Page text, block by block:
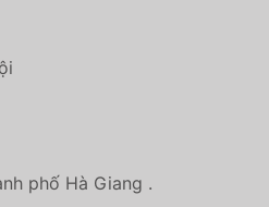
phố Hà Giang .